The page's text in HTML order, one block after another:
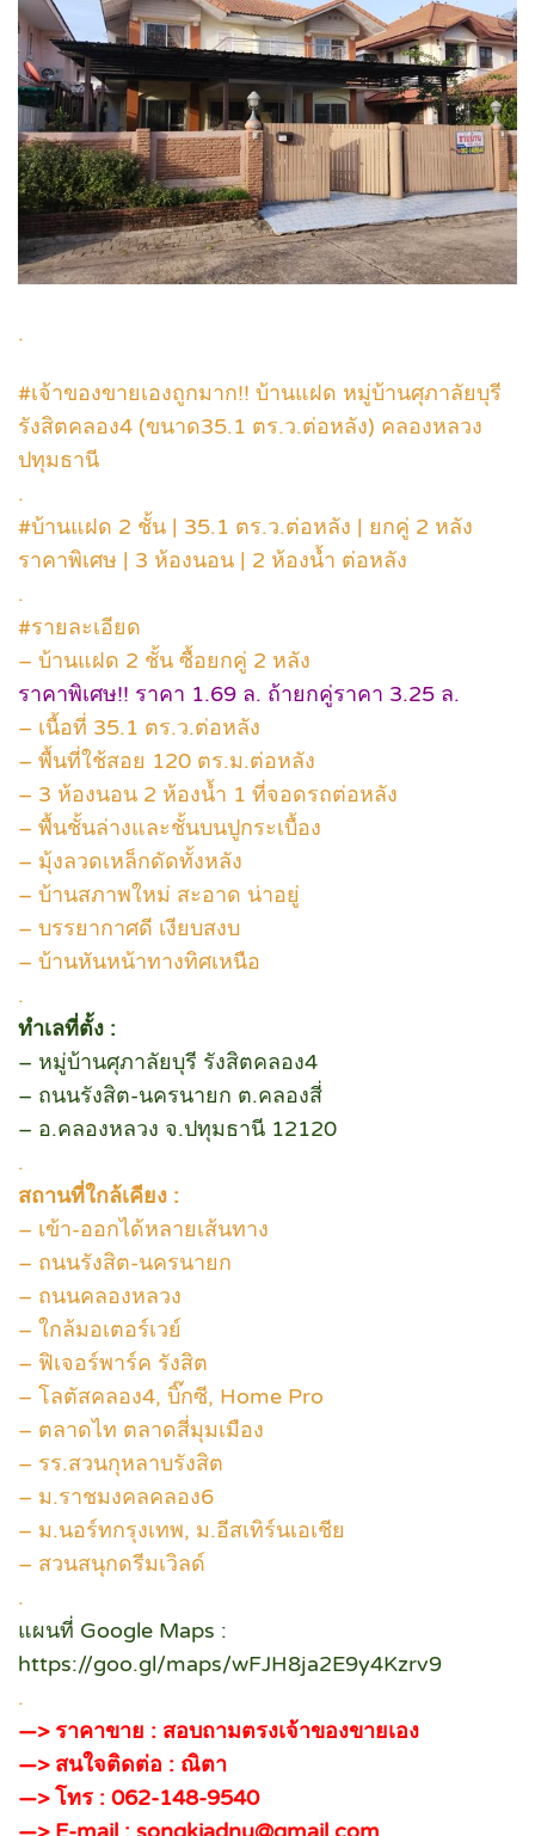
.
#เจ้าของขายเองถูกมาก!! บ้านแฝด หมู่บ้านศุภาลัยบุรี
รังสิตคลอง4 (ขนาด35.1 ตร.ว.ต่อหลัง) คลองหลวง
ปทุมธานี
.
#บ้านแฝด 2 ชั้น | 35.1 ตร.ว.ต่อหลัง | ยกคู่ 2 หลัง
ราคาพิเศษ | 3 ห้องนอน | 2 ห้องน้ำ ต่อหลัง
.
#รายละเอียด
– บ้านแฝด 2 ชั้น ซื้อยกคู่ 2 หลัง
ราคาพิเศษ!! ราคา 1.69 ล. ถ้ายกคู่ราคา 3.25 ล.
– เนื้อที่ 35.1 ตร.ว.ต่อหลัง
– พื้นที่ใช้สอย 120 ตร.ม.ต่อหลัง
– 3 ห้องนอน 2 ห้องน้ำ 1 ที่จอดรถต่อหลัง
– พื้นชั้นล่างและชั้นบนปูกระเบื้อง
– มุ้งลวดเหล็กดัดทั้งหลัง
– บ้านสภาพใหม่ สะอาด น่าอยู่
– บรรยากาศดี เงียบสงบ
– บ้านหันหน้าทางทิศเหนือ
.
ทำเลที่ตั้ง :
– หมู่บ้านศุภาลัยบุรี รังสิตคลอง4
– ถนนรังสิต-นครนายก ต.คลองสี่
– อ.คลองหลวง จ.ปทุมธานี 12120
.
สถานที่ใกล้เคียง :
– เข้า-ออกได้หลายเส้นทาง
– ถนนรังสิต-นครนายก
– ถนนคลองหลวง
– ใกล้มอเตอร์เวย์
– ฟิเจอร์พาร์ค รังสิต
– โลตัสคลอง4, บิ๊กซี, Home Pro
– ตลาดไท ตลาดสี่มุมเมือง
– รร.สวนกุหลาบรังสิต
– ม.ราชมงคลคลอง6
– ม.นอร์ทกรุงเทพ, ม.อีสเทิร์นเอเชีย
– สวนสนุกดรีมเวิลด์
.
แผนที่ Google Maps :
https://goo.gl/maps/wFJH8ja2E9y4Kzrv9
.
—> ราคาขาย : สอบถามตรงเจ้าของขายเอง
—> สนใจติดต่อ : ณิตา
—> โทร : 062-148-9540